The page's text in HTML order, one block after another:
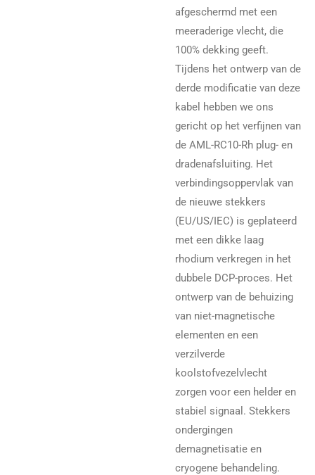
afgeschermd met een
meeraderige vlecht, die
100% dekking geeft.
Tijdens het ontwerp van de
derde modificatie van deze
kabel hebben we ons
gericht op het verfijnen van
de AML-RC10-Rh plug- en
dradenafsluiting. Het
verbindingsoppervlak van
de nieuwe stekkers
(EU/US/IEC) is geplateerd
met een dikke laag
rhodium verkregen in het
dubbele DCP-proces. Het
ontwerp van de behuizing
van niet-magnetische
elementen en een
verzilverde
koolstofvezelvlecht
zorgen voor een helder en
stabiel signaal. Stekkers
ondergingen
demagnetisatie en
cryogene behandeling.